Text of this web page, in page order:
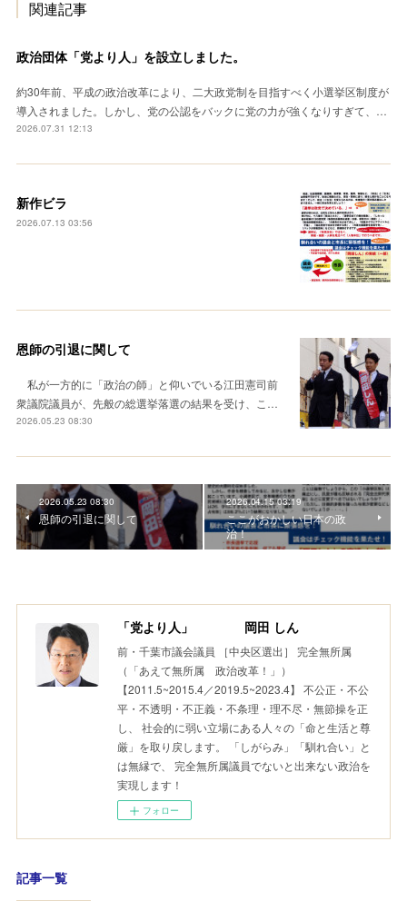
関連記事
政治団体「党より人」を設立しました。
約30年前、平成の政治改革により、二大政党制を目指すべく小選挙区制度が
導入されました。しかし、党の公認をバックに党の力が強くなりすぎて、…
2026.07.31 12:13
新作ビラ
2026.07.13 03:56
恩師の引退に関して
私が一方的に「政治の師」と仰いでいる江田憲司前
衆議院議員が、先般の総選挙落選の結果を受け、こ…
2026.05.23 08:30
2026.05.23 08:30
恩師の引退に関して
2026.04.15 03:19
ここがおかしい日本の政
治！
「党より人」 岡田 しん
前・千葉市議会議員 ［中央区選出］ 完全無所属
（「あえて無所属 政治改革！」）
【2011.5~2015.4／2019.5~2023.4】 不公正・不公
平・不透明・不正義・不条理・理不尽・無節操を正
し、 社会的に弱い立場にある人々の「命と生活と尊
厳」を取り戻します。 「しがらみ」「馴れ合い」と
は無縁で、 完全無所属議員でないと出来ない政治を
実現します！
フォロー
記事一覧